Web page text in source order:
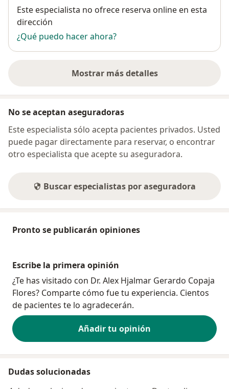
Disponibilidad
Este especialista no ofrece reserva online en esta
dirección
¿Qué puedo hacer ahora?
Mostrar más detalles
sobre la dirección
No se aceptan aseguradoras
Este especialista sólo acepta pacientes privados. Usted
puede pagar directamente para reservar, o encontrar
otro especialista que acepte su aseguradora.
Buscar especialistas por aseguradora
Pronto se publicarán opiniones
Escribe la primera opinión
¿Te has visitado con Dr. Alex Hjalmar Gerardo Copaja
Flores? Comparte cómo fue tu experiencia. Cientos
de pacientes te lo agradecerán.
Añadir tu opinión
Dudas solucionadas